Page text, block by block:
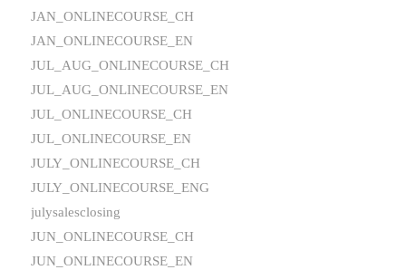
JAN_ONLINECOURSE_CH
JAN_ONLINECOURSE_EN
JUL_AUG_ONLINECOURSE_CH
JUL_AUG_ONLINECOURSE_EN
JUL_ONLINECOURSE_CH
JUL_ONLINECOURSE_EN
JULY_ONLINECOURSE_CH
JULY_ONLINECOURSE_ENG
julysalesclosing
JUN_ONLINECOURSE_CH
JUN_ONLINECOURSE_EN